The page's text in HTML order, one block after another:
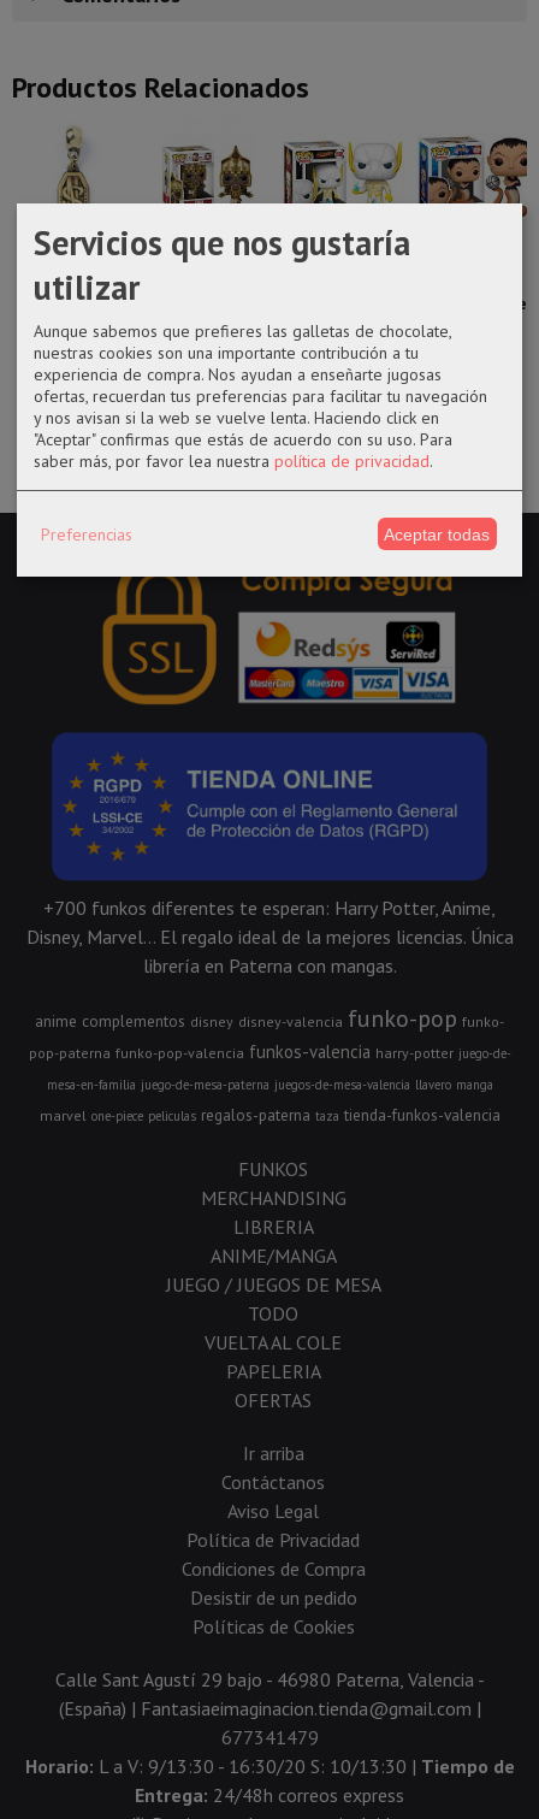
Productos Relacionados
Abalorio
Animales
fantásticos
Newt ...
5,95 €
Funko pop 563
14,50 €
Funko pop
14,50 €
Mamba Space...
+700 funkos diferentes te esperan: Harry Potter, Anime,
Disney, Marvel... El regalo ideal de la mejores licencias. Única
librería en Paterna con mangas.
anime complementos disney disney-valencia funko-pop funko-
pop-paterna funko-pop-valencia funkos-valencia harry-potter juego-de-
mesa-en-familia juego-de-mesa-paterna juegos-de-mesa-valencia llavero manga
marvel one-piece peliculas regalos-paterna taza tienda-funkos-valencia
FUNKOS
MERCHANDISING
LIBRERIA
ANIME/MANGA
JUEGO / JUEGOS DE MESA
TODO
VUELTA AL COLE
PAPELERIA
OFERTAS
Ir arriba
Contáctanos
Aviso Legal
Política de Privacidad
Condiciones de Compra
Desistir de un pedido
Políticas de Cookies
Calle Sant Agustí 29 bajo - 46980 Paterna, Valencia -
(España) | Fantasiaeimaginacion.tienda@gmail.com |
677341479
Horario: L a V: 9/13:30 - 16:30/20 S: 10/13:30 | Tiempo de
Entrega: 24/48h correos express
Servicios que nos gustaría
utilizar
Aunque sabemos que prefieres las galletas de chocolate,
nuestras cookies son una importante contribución a tu
experiencia de compra. Nos ayudan a enseñarte jugosas
ofertas, recuerdan tus preferencias para facilitar tu navegación
y nos avisan si la web se vuelve lenta. Haciendo click en
"Aceptar" confirmas que estás de acuerdo con su uso. Para
saber más, por favor lea nuestra política de privacidad.
Preferencias Aceptar todas